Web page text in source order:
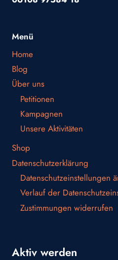
Menü
Home
Blog
Über uns
Petitionen
Kampagnen
Unsere Aktivitäten
Shop
Datenschutzerklärung
Datenschutzeinstellungen
Verlauf der
Zustimmungen widerrufen
Aktiv werden